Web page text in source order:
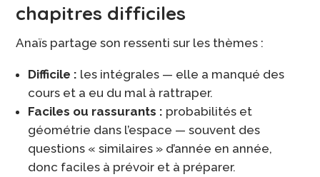
chapitres difficiles
Anaïs partage son ressenti sur les thèmes :
Difficile : les intégrales — elle a manqué des
cours et a eu du mal à rattraper.
Faciles ou rassurants : probabilités et
géométrie dans l’espace — souvent des
questions « similaires » d’année en année,
donc faciles à prévoir et à préparer.